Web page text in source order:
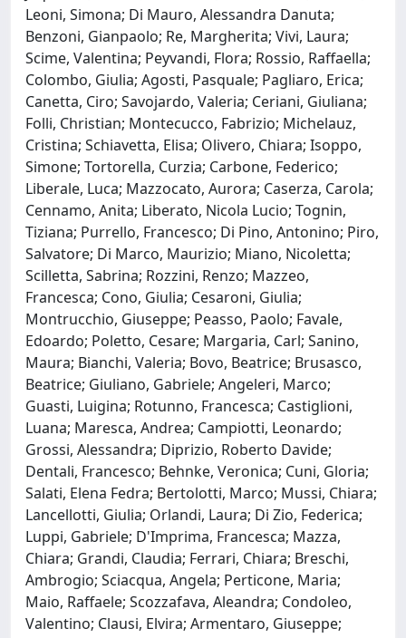
Leoni, Simona; Di Mauro, Alessandra Danuta;
Benzoni, Gianpaolo; Re, Margherita; Vivi, Laura;
Scime, Valentina; Peyvandi, Flora; Rossio, Raffaella;
Colombo, Giulia; Agosti, Pasquale; Pagliaro, Erica;
Canetta, Ciro; Savojardo, Valeria; Ceriani, Giuliana;
Folli, Christian; Montecucco, Fabrizio; Michelauz,
Cristina; Schiavetta, Elisa; Olivero, Chiara; Isoppo,
Simone; Tortorella, Curzia; Carbone, Federico;
Liberale, Luca; Mazzocato, Aurora; Caserza, Carola;
Cennamo, Anita; Liberato, Nicola Lucio; Tognin,
Tiziana; Purrello, Francesco; Di Pino, Antonino; Piro,
Salvatore; Di Marco, Maurizio; Miano, Nicoletta;
Scilletta, Sabrina; Rozzini, Renzo; Mazzeo,
Francesca; Cono, Giulia; Cesaroni, Giulia;
Montrucchio, Giuseppe; Peasso, Paolo; Favale,
Edoardo; Poletto, Cesare; Margaria, Carl; Sanino,
Maura; Bianchi, Valeria; Bovo, Beatrice; Brusasco,
Beatrice; Giuliano, Gabriele; Angeleri, Marco;
Guasti, Luigina; Rotunno, Francesca; Castiglioni,
Luana; Maresca, Andrea; Campiotti, Leonardo;
Grossi, Alessandra; Diprizio, Roberto Davide;
Dentali, Francesco; Behnke, Veronica; Cuni, Gloria;
Salati, Elena Fedra; Bertolotti, Marco; Mussi, Chiara;
Lancellotti, Giulia; Orlandi, Laura; Di Zio, Federica;
Luppi, Gabriele; D'Imprima, Francesca; Mazza,
Chiara; Grandi, Claudia; Ferrari, Chiara; Breschi,
Ambrogio; Sciacqua, Angela; Perticone, Maria;
Maio, Raffaele; Scozzafava, Aleandra; Condoleo,
Valentino; Clausi, Elvira; Armentaro, Giuseppe;